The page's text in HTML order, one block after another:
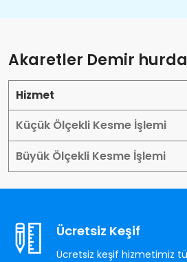
Akaretler Demir
Hizmet
Küçük Ölçekli Kesme İşlemi
Büyük Ölçekli Kesme İşlemi
Ücretsiz Keşif
Ücretsiz keşif hizmetimiz